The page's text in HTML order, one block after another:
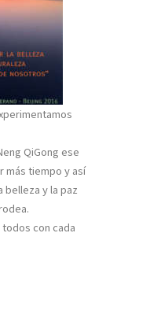
QiGong ese
más tiempo y así
y la paz
con cada